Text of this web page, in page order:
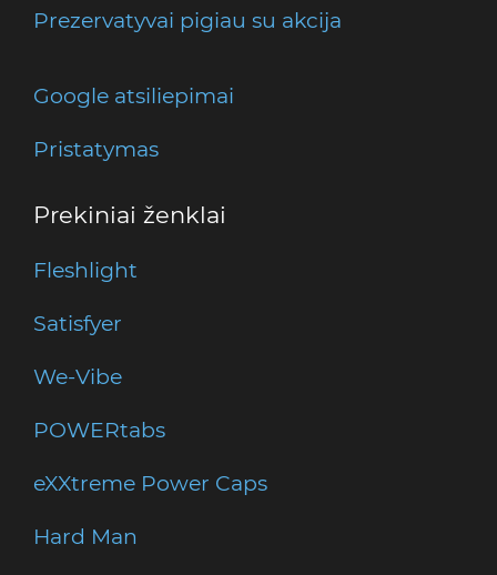
Prezervatyvai pigiau su akcija
Google atsiliepimai
Pristatymas
Prekiniai ženklai
Fleshlight
Satisfyer
We-Vibe
POWERtabs
eXXtreme Power Caps
Hard Man